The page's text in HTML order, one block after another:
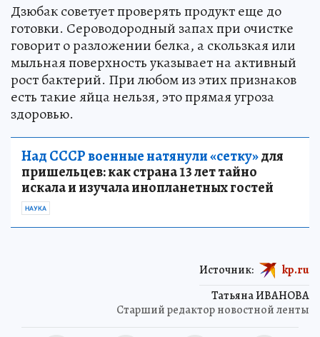
Дзюбак советует проверять продукт еще до
готовки. Сероводородный запах при очистке
говорит о разложении белка, а скользкая или
мыльная поверхность указывает на активный
рост бактерий. При любом из этих признаков
есть такие яйца нельзя, это прямая угроза
здоровью.
Над СССР военные натянули «сетку»для
пришельцев: как страна 13 лет тайно
искала и изучала инопланетных гостей
НАУКА
Татьяна ИВАНОВА
Старший редактор новостной ленты
Источник: kp.ru